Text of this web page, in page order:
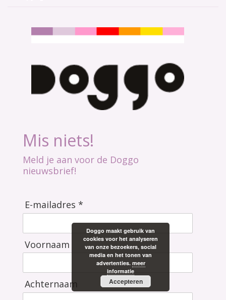
Mis niets!
Meld je aan voor de Doggo
nieuwsbrief!
E-mailadres *
Voornaam
Achternaam
Doggo maakt gebruik van
cookies voor het analyseren
van onze bezoekers, social
media en het tonen van
advertenties. meer
informatie
Accepteren